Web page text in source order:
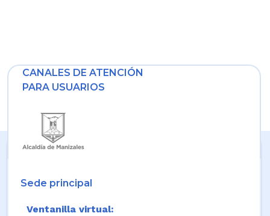
CANALES DE ATENCIÓN
PARA USUARIOS
Sede principal
Ventanilla virtual: